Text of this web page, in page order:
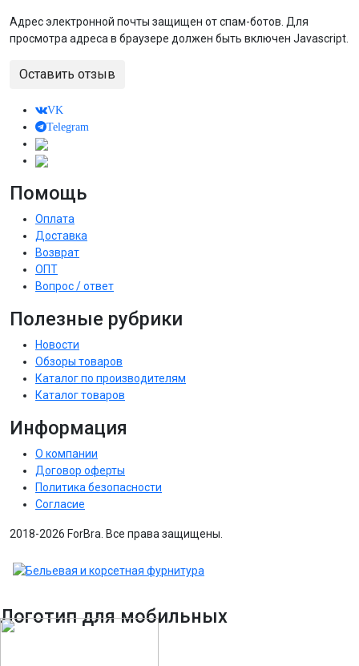
Адрес электронной почты защищен от спам-ботов. Для
просмотра адреса в браузере должен быть включен Javascript.
Оставить отзыв
VK
Telegram
Помощь
Оплата
Доставка
Возврат
ОПТ
Вопрос / ответ
Полезные рубрики
Новости
Обзоры товаров
Каталог по производителям
Каталог товаров
Информация
О компании
Договор оферты
Политика безопасности
Согласие
2018-2026 ForBra. Все права защищены.
Логотип для мобильных